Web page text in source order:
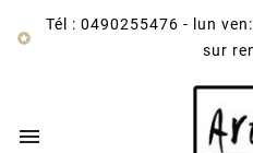

Tél : 0490255476 -
lun
sur
